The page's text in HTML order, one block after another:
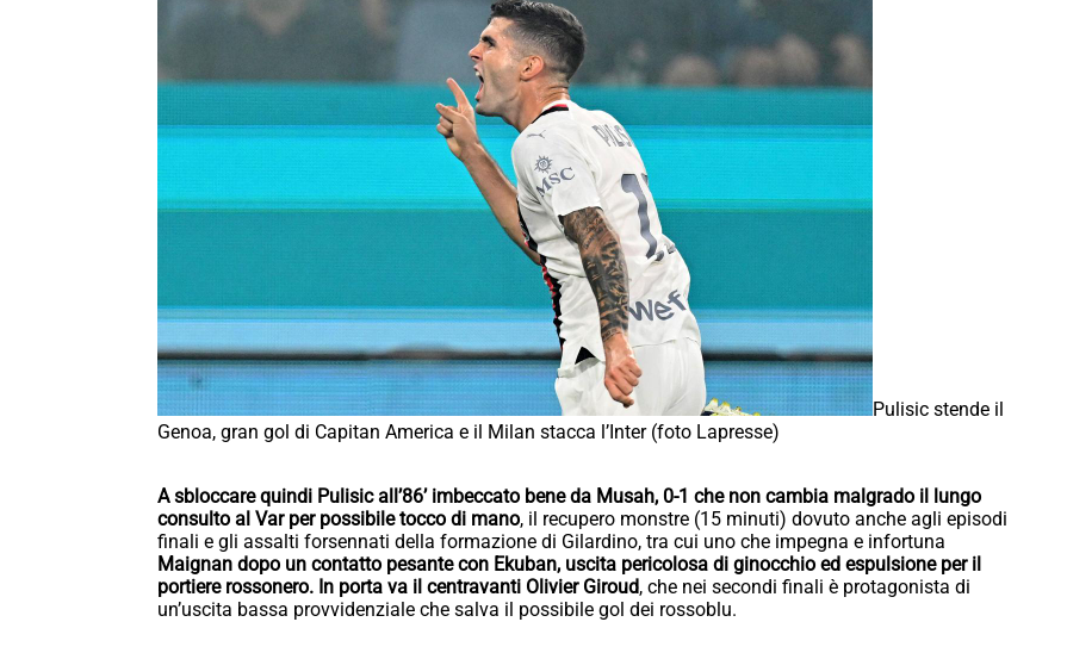
Pulisic stende il
Genoa, gran gol di Capitan America e il Milan stacca l’Inter (foto Lapresse)
A sbloccare quindi Pulisic all’86’ imbeccato bene da Musah, 0-1 che non cambia malgrado il lungo
consulto al Var per possibile tocco di mano, il recupero monstre (15 minuti) dovuto anche agli episodi
finali e gli assalti forsennati della formazione di Gilardino, tra cui uno che impegna e infortuna
Maignan dopo un contatto pesante con Ekuban, uscita pericolosa di ginocchio ed espulsione per il
portiere rossonero. In porta va il centravanti Olivier Giroud, che nei secondi finali è protagonista di
un’uscita bassa provvidenziale che salva il possibile gol dei rossoblu.